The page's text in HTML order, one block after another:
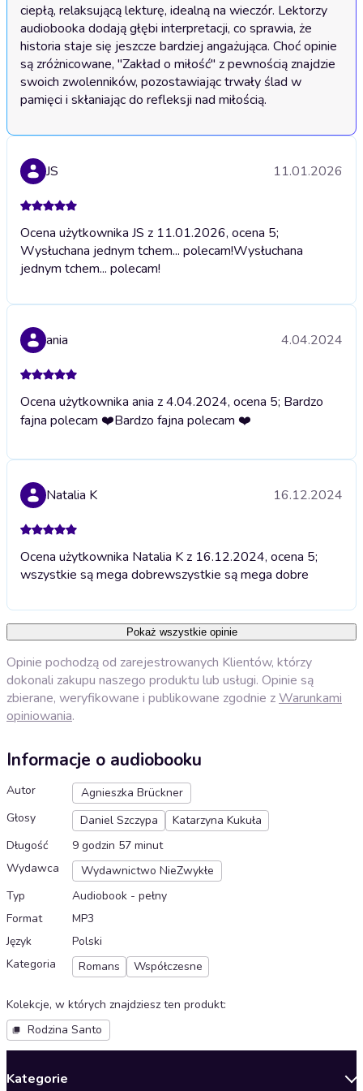
ciepłą, relaksującą lekturę, idealną na wieczór. Lektorzy
audiobooka dodają głębi interpretacji, co sprawia, że
historia staje się jeszcze bardziej angażująca. Choć opinie
są zróżnicowane, "Zakład o miłość" z pewnością znajdzie
swoich zwolenników, pozostawiając trwały ślad w
pamięci i skłaniając do refleksji nad miłością.
JS 11.01.2026
Ocena użytkownika JS z 11.01.2026, ocena 5;
Wysłuchana jednym tchem... polecam!Wysłuchana
jednym tchem... polecam!
ania 4.04.2024
Ocena użytkownika ania z 4.04.2024, ocena 5; Bardzo
fajna polecam ❤️Bardzo fajna polecam ❤️
Natalia K 16.12.2024
Ocena użytkownika Natalia K z 16.12.2024, ocena 5;
wszystkie są mega dobrewszystkie są mega dobre
Pokaż wszystkie opinie
Opinie pochodzą od zarejestrowanych Klientów, którzy
dokonali zakupu naszego produktu lub usługi. Opinie są
zbierane, weryfikowane i publikowane zgodnie zWarunkami
opiniowania.
Informacje o audiobooku
Autor
Agnieszka Brückner
Głosy
Daniel Szczypa
Katarzyna Kukuła
Długość
9 godzin 57 minut
Wydawca
Wydawnictwo NieZwykłe
Typ
Audiobook - pełny
Format
MP3
Język
Polski
Kategoria
Romans Współczesne
Kolekcje, w których znajdziesz ten produkt:
Rodzina Santo
Kategorie